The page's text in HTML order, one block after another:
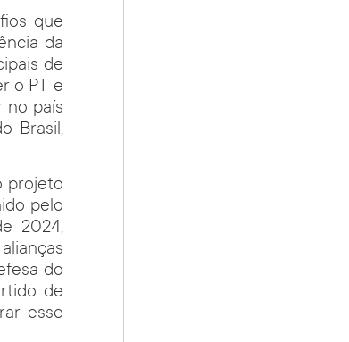
que
da
de
o PT e
no país
Brasil,
projeto
pelo
2024,
do
de
esse